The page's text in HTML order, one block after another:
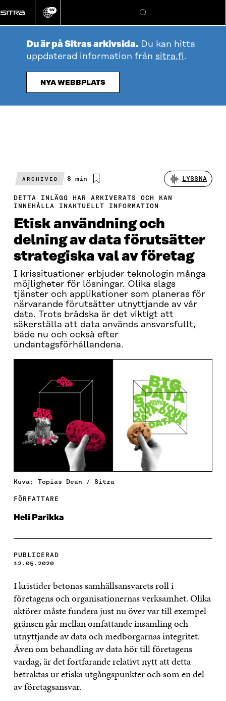
direkt
till
Ändra
språk
SV
Sök
Du är på Sitras arkivsida. Du kan hitta
uppdaterad information från sitra.fi.
NYA WEBBPLATS
ARCHIVED
Beräknad
8 min LYSSNA
DETTA INLÄGG HAR ARKIVERATS OCH KAN
INNEHÅLLA INAKTUELLT INFORMATION
Etisk användning och
delning av data förutsätter
strategiska val av företag
I krissituationer erbjuder teknologin många
möjligheter för lösningar. Olika slags
tjänster och applikationer som planeras för
närvarande förutsätter utnyttjande av vår
data. Trots brådska är det viktigt att
säkerställa att data används ansvarsfullt,
både nu och också efter
undantagsförhållandena.
Kuva: Topias Dean / Sitra
FÖRFATTARE
Heli Parikka
PUBLICERAD
12.05.2020
I kristider betonas samhällsansvarets roll i
företagens och organisationernas verksamhet. Olika
aktörer måste fundera just nu över var till exempel
gränsen går mellan omfattande insamling och
utnyttjande av data och medborgarnas integritet.
Även om behandling av data hör till företagens
vardag, är det fortfarande relativt nytt att detta
betraktas ur etiska utgångspunkter och som en del
av företagsansvar.